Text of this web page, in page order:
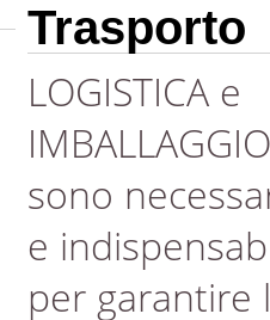
Trasporto
LOGISTICA e
IMBALLAGGIO
sono
e
per garantire